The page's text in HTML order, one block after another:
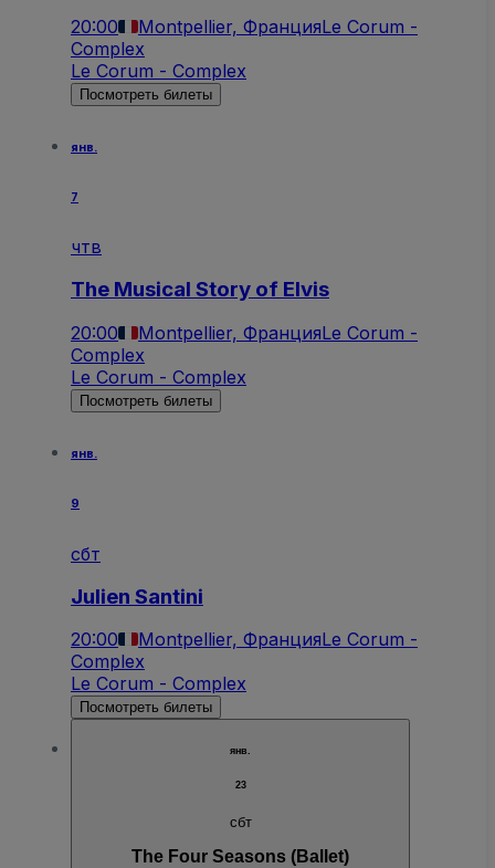
20:00 Montpellier, ФранцияLe Corum -
Complex
Le Corum - Complex
Посмотреть билеты
янв.
7
чтв
The Musical Story of Elvis
20:00 Montpellier, ФранцияLe Corum -
Complex
Le Corum - Complex
Посмотреть билеты
янв.
9
сбт
Julien Santini
20:00 Montpellier, ФранцияLe Corum -
Complex
Le Corum - Complex
Посмотреть билеты
янв.
23
сбт
The Four Seasons (Ballet)